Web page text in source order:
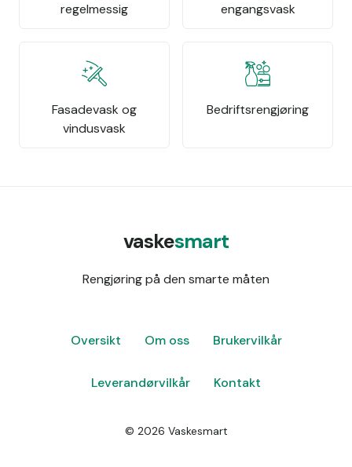
regelmessig
engangsvask
Fasadevask og
vindusvask
Bedriftsrengjøring
vaskesmart
Rengjøring på den smarte måten
Oversikt Om oss Brukervilkår
Leverandørvilkår Kontakt
© 2026 Vaskesmart